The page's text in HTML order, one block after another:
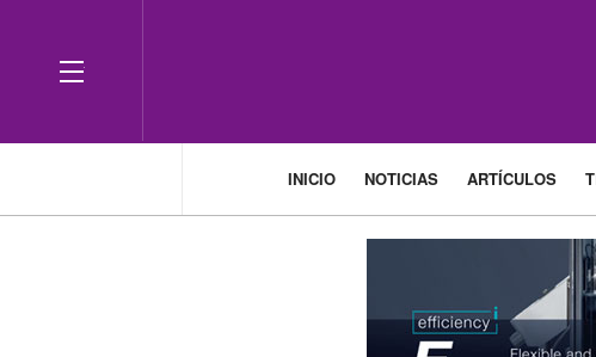
OFF CANVAS
INICIO NOTICIAS ARTÍCULOS